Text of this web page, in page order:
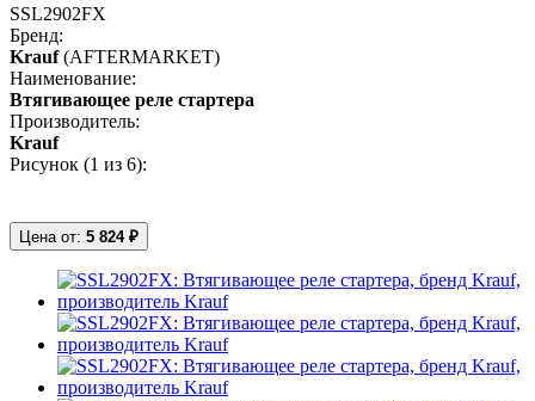
SSL2902FX
Бренд:
Krauf (AFTERMARKET)
Наименование:
Втягивающее реле стартера
Производитель:
Krauf
Рисунок (1 из 6):
Цена от: 5 824 ₽